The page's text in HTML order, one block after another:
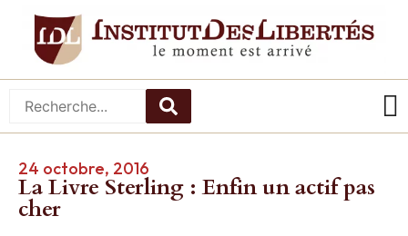
24 octobre, 2016
La Livre Sterling : Enfin un actif pas
cher